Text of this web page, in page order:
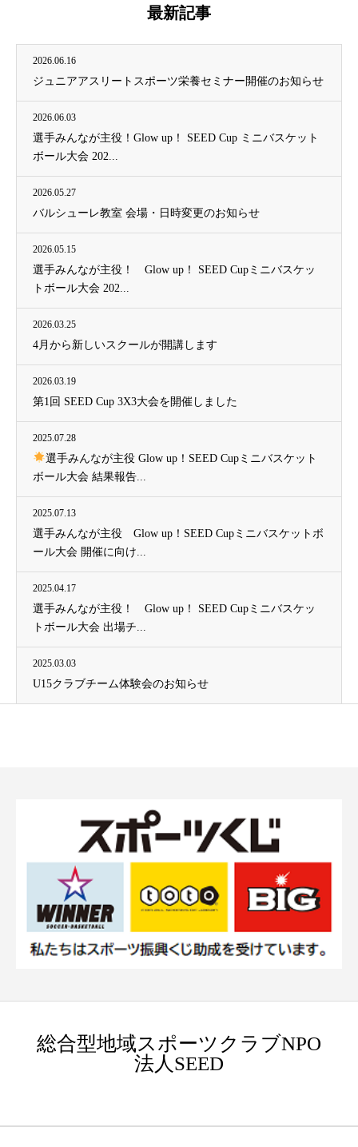
最新記事
2026.06.16
ジュニアアスリートスポーツ栄養セミナー開催のお知らせ
2026.06.03
選手みんなが主役！Glow up！ SEED Cup ミニバスケット
ボール大会 202...
2026.05.27
バルシューレ教室 会場・日時変更のお知らせ
2026.05.15
選手みんなが主役！ Glow up！ SEED Cupミニバスケッ
トボール大会 202...
2026.03.25
4月から新しいスクールが開講します
2026.03.19
第1回 SEED Cup 3X3大会を開催しました
2025.07.28
選手みんなが主役 Glow up！SEED Cupミニバスケット
ボール大会 結果報告...
2025.07.13
選手みんなが主役 Glow up！SEED Cupミニバスケットボ
ール大会 開催に向け...
2025.04.17
選手みんなが主役！ Glow up！ SEED Cupミニバスケッ
トボール大会 出場チ...
2025.03.03
U15クラブチーム体験会のお知らせ
総合型地域スポーツクラブNPO
法人SEED